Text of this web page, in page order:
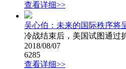
查看详细>>
吴心伯：未来的国际秩序将
冷战结束后，美国试图通过
2018/08/07
6285
查看详细>>